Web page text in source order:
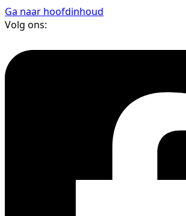
Ga naar hoofdinhoud
Volg ons: